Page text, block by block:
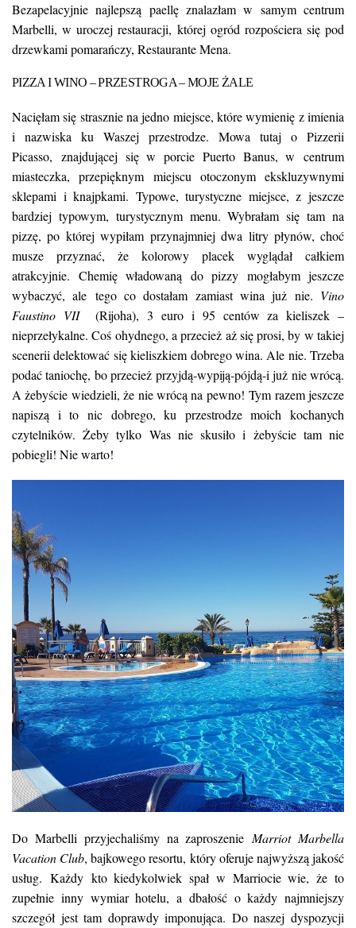
Bezapelacyjnie najlepszą paellę znalazłam w samym centrum
Marbelli, w uroczej restauracji, której ogród rozpościera się pod
drzewkami pomarańczy, Restaurante Mena.
PIZZA I WINO – PRZESTROGA – MOJE ŻALE
Nacięłam się strasznie na jedno miejsce, które wymienię z imienia
i nazwiska ku Waszej przestrodze. Mowa tutaj o Pizzerii
Picasso, znajdującej się w porcie Puerto Banus, w centrum
miasteczka, przepięknym miejscu otoczonym ekskluzywnymi
sklepami i knajpkami. Typowe, turystyczne miejsce, z jeszcze
bardziej typowym, turystycznym menu. Wybrałam się tam na
pizzę, po której wypiłam przynajmniej dwa litry płynów, choć
musze przyznać, że kolorowy placek wyglądał całkiem
atrakcyjnie. Chemię władowaną do pizzy mogłabym jeszcze
wybaczyć, ale tego co dostałam zamiast wina już nie. Vino
Faustino VII(Rijoha), 3 euro i 95 centów za kieliszek –
nieprzełykalne. Coś ohydnego, a przecież aż się prosi, by w takiej
scenerii delektować się kieliszkiem dobrego wina. Ale nie. Trzeba
podać taniochę, bo przecież przyjdą-wypiją-pójdą-i już nie wrócą.
A żebyście wiedzieli, że nie wrócą na pewno! Tym razem jeszcze
napiszą i to nic dobrego, ku przestrodze moich kochanych
czytelników. Żeby tylko Was nie skusiło i żebyście tam nie
pobiegli! Nie warto!
Do Marbelli przyjechaliśmy na zaproszenie Marriot Marbella
Vacation Club, bajkowego resortu, który oferuje najwyższą jakość
usług. Każdy kto kiedykolwiek spał w Marriocie wie, że to
zupełnie inny wymiar hotelu, a dbałość o każdy najmniejszy
szczegół jest tam doprawdy imponująca. Do naszej dyspozycji